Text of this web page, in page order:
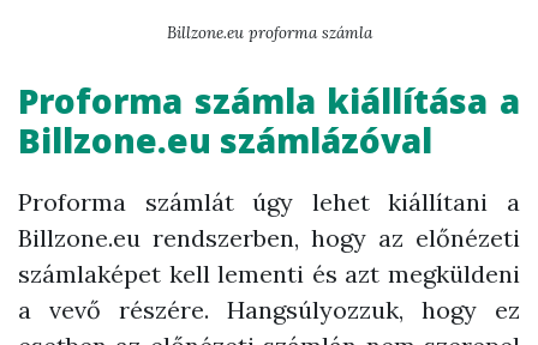
Billzone.eu proforma számla
Proforma számla kiállítása a
Billzone.eu számlázóval
Proforma számlát úgy lehet kiállítani a
Billzone.eu rendszerben, hogy az előnézeti
számlaképet kell lementi és azt megküldeni
a vevő részére. Hangsúlyozzuk, hogy ez